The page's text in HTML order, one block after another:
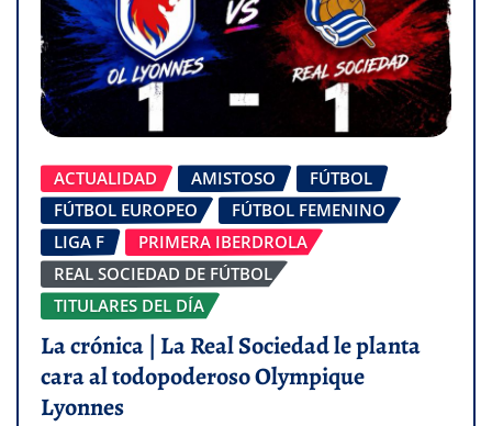
ACTUALIDAD AMISTOSO
FÚTBOL
FÚTBOL EUROPEO
FÚTBOL FEMENINO
LIGA F
PRIMERA IBERDROLA
REAL SOCIEDAD DE FÚTBOL
TITULARES DEL DÍA
La crónica | La Real Sociedad le planta
cara al todopoderoso Olympique
Lyonnes